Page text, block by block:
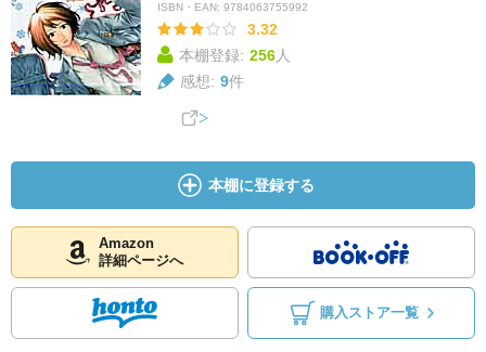
ISBN・EAN: 9784063755992
3.32
本棚登録: 256人
感想: 9件
本棚に登録する
Amazon
詳細ページへ
購入ストア一覧